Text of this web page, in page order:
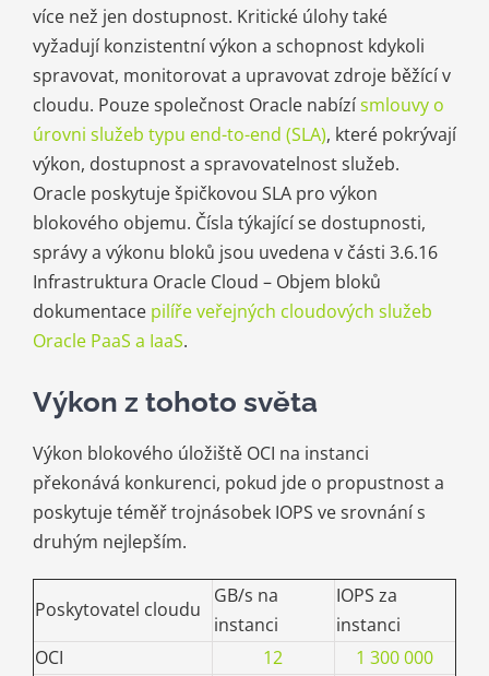
více než jen dostupnost. Kritické úlohy také
vyžadují konzistentní výkon a schopnost kdykoli
spravovat, monitorovat a upravovat zdroje běžící v
cloudu. Pouze společnost Oracle nabízísmlouvy o
úrovni služeb typu end-to-end (SLA), které pokrývají
výkon, dostupnost a spravovatelnost služeb.
Oracle poskytuje špičkovou SLA pro výkon
blokového objemu. Čísla týkající se dostupnosti,
správy a výkonu bloků jsou uvedena v části 3.6.16
Infrastruktura Oracle Cloud – Objem bloků
dokumentace pilíře veřejných cloudových služeb
Oracle PaaS a IaaS.
Výkon z tohoto světa
Výkon blokového úložiště OCI na instanci
překonává konkurenci, pokud jde o propustnost a
poskytuje téměř trojnásobek IOPS ve srovnání s
druhým nejlepším.
Poskytovatel cloudu
GB/s na
instanci
IOPS za
instanci
OCI
12
1 300 000